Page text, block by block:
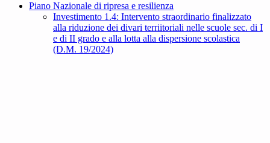
Piano Nazionale di ripresa e resilienza
Investimento 1.4: Intervento straordinario finalizzato
alla riduzione dei divari terriitoriali nelle scuole sec. di I
e di II grado e alla lotta alla dispersione scolastica
(D.M. 19/2024)